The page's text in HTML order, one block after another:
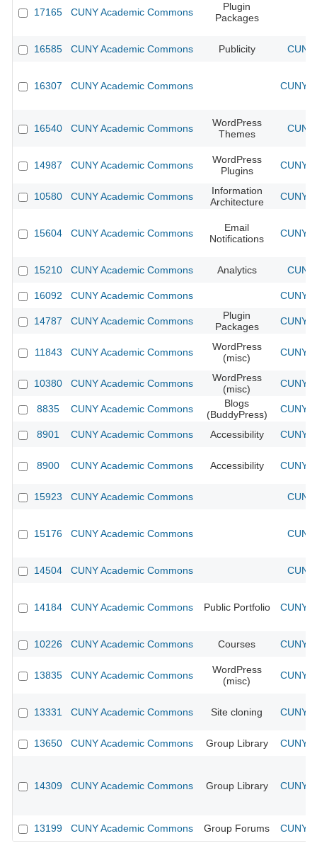
17165 CUNY Academic Commons
Plugin
Packages
16585 CUNY Academic Commons Publicity
16307 CUNY Academic Commons CUNY
16540 CUNY Academic Commons
WordPress
Themes
14987 CUNY Academic Commons
WordPress
Plugins
CUNY
10580 CUNY Academic Commons
Information
Architecture
CUNY
15604 CUNY Academic Commons
Email
Notifications
CUNY
15210 CUNY Academic Commons Analytics
16092 CUNY Academic Commons CUNY
14787 CUNY Academic Commons
Plugin
Packages
CUNY
11843 CUNY Academic Commons
WordPress
(misc)
CUNY
10380 CUNY Academic Commons
WordPress
(misc)
CUNY
8835 CUNY Academic Commons
Blogs
(BuddyPress)
CUNY
8901 CUNY Academic Commons Accessibility CUNY
8900 CUNY Academic Commons Accessibility CUNY
15923 CUNY Academic Commons
15176 CUNY Academic Commons
14504 CUNY Academic Commons
14184 CUNY Academic Commons Public Portfolio CUNY
10226 CUNY Academic Commons Courses CUNY
13835 CUNY Academic Commons
WordPress
(misc)
CUNY
13331 CUNY Academic Commons Site cloning CUNY
13650 CUNY Academic Commons Group Library CUNY
14309 CUNY Academic Commons Group Library CUNY
13199 CUNY Academic Commons Group Forums CUNY